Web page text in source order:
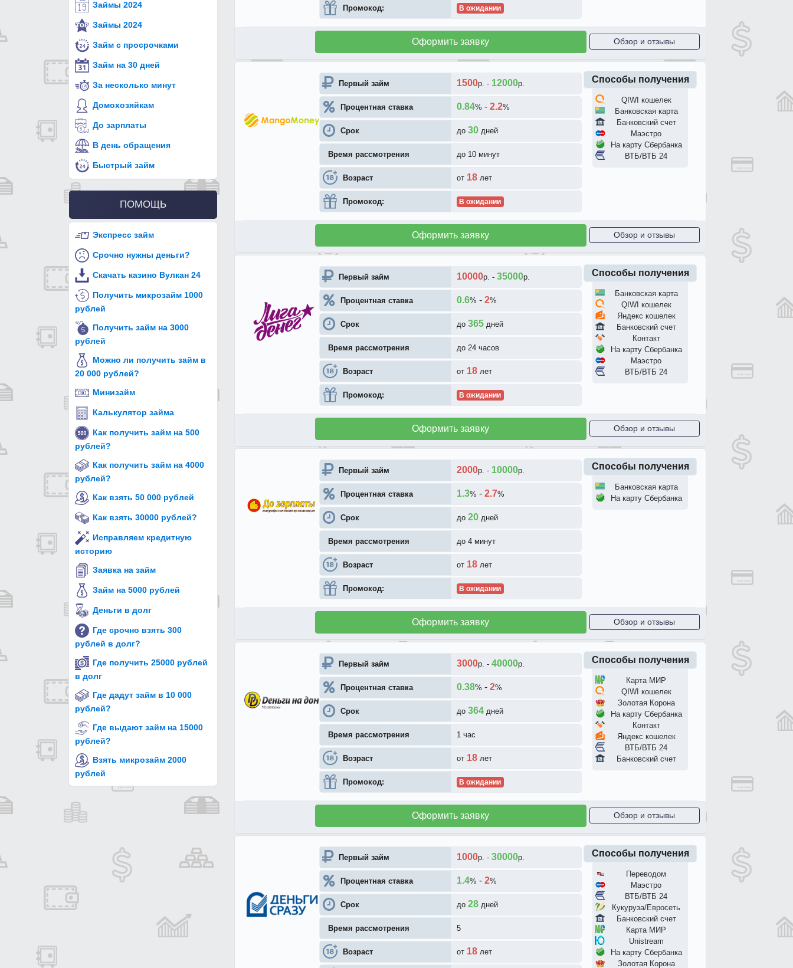
Займы 2024
Займы 2024
Займ с просрочками
Займ на 30 дней
За несколько минут
Домохозяйкам
До зарплаты
В день обращения
Быстрый займ
ПОМОЩЬ
Экспресс займ
Срочно нужны деньги?
Скачать казино Вулкан 24
Получить микрозайм 1000
рублей
Получить займ на 3000
рублей
Можно ли получить займ в
20 000 рублей?
Минизайм
Калькулятор займа
Как получить займ на 500
рублей?
Как получить займ на 4000
рублей?
Как взять 50 000 рублей
Как взять 30000 рублей?
Исправляем кредитную
историю
Заявка на займ
Займ на 5000 рублей
Деньги в долг
Где срочно взять 300
рублей в долг?
Где получить 25000 рублей
в долг
Где дадут займ в 10 000
рублей?
Где выдают займ на 15000
рублей?
Взять микрозайм 2000
рублей
Промокод: В ожидании
Оформить заявку Обзор и отзывы
Первый займ 1500р. - 12000р.
Процентная ставка 0.84% - 2.2%
Срок до 30 дней
Время рассмотрения до 10 минут
Возраст от 18 лет
Промокод: В ожидании
Способы получения
QIWI кошелек
Банковская карта
Банковский счет
Маэстро
На карту Сбербанка
ВТБ/ВТБ 24
Оформить заявку Обзор и отзывы
Первый займ 10000р. - 35000р.
Процентная ставка 0.6% - 2%
Срок до 365 дней
Время рассмотрения до 24 часов
Возраст от 18 лет
Промокод: В ожидании
Способы получения
Банковская карта
QIWI кошелек
Яндекс кошелек
Банковский счет
Контакт
На карту Сбербанка
Маэстро
ВТБ/ВТБ 24
Оформить заявку Обзор и отзывы
Первый займ 2000р. - 10000р.
Процентная ставка 1.3% - 2.7%
Срок до 20 дней
Время рассмотрения до 4 минут
Возраст от 18 лет
Промокод: В ожидании
Способы получения
Банковская карта
На карту Сбербанка
Оформить заявку Обзор и отзывы
Первый займ 3000р. - 40000р.
Процентная ставка 0.38% - 2%
Срок до 364 дней
Время рассмотрения 1 час
Возраст от 18 лет
Промокод: В ожидании
Способы получения
Карта МИР
QIWI кошелек
Золотая Корона
На карту Сбербанка
Контакт
Яндекс кошелек
ВТБ/ВТБ 24
Банковский счет
Оформить заявку Обзор и отзывы
Первый займ 1000р. - 30000р.
Процентная ставка 1.4% - 2%
Срок до 28 дней
Время рассмотрения 5
Возраст от 18 лет
Способы получения
Переводом
Маэстро
ВТБ/ВТБ 24
Кукуруза/Евросеть
Банковский счет
Карта МИР
Unistream
На карту Сбербанка
Золотая Корона